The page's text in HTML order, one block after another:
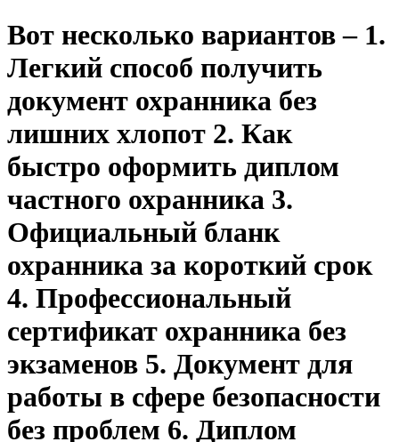
Вот несколько вариантов – 1.
Легкий способ получить
документ охранника без
лишних хлопот 2. Как
быстро оформить диплом
частного охранника 3.
Официальный бланк
охранника за короткий срок
4. Профессиональный
сертификат охранника без
экзаменов 5. Документ для
работы в сфере безопасности
без проблем 6. Диплом